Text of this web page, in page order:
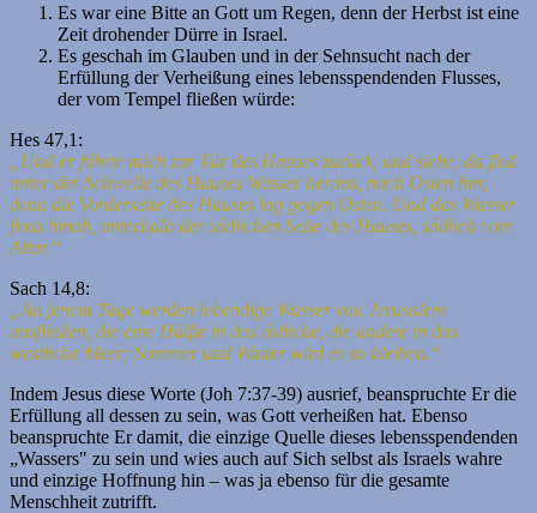
Es war eine Bitte an Gott um Regen, denn der Herbst ist eine
Zeit drohender Dürre in Israel.
Es geschah im Glauben und in der Sehnsucht nach der
Erfüllung der Verheißung eines lebensspendenden Flusses,
der vom Tempel fließen würde:
Hes 47,1:
„Und er führte mich zur Tür des Hauses zurück, und siehe, da floß
unter der Schwelle des Hauses Wasser heraus, nach Osten hin;
denn die Vorderseite des Hauses lag gegen Osten. Und das Wasser
floss hinab, unterhalb der südlichen Seite des Hauses, südlich vom
Altar.“
Sach 14,8:
„An jenem Tage werden lebendige Wasser von Jerusalem
ausfließen, die eine Hälfte in das östliche, die andere in das
westliche Meer; Sommer und Winter wird es so bleiben.“
Indem Jesus diese Worte (Joh 7:37-39) ausrief, beanspruchte Er die
Erfüllung all dessen zu sein, was Gott verheißen hat. Ebenso
beanspruchte Er damit, die einzige Quelle dieses lebensspendenden
„Wassers" zu sein und wies auch auf Sich selbst als Israels wahre
und einzige Hoffnung hin – was ja ebenso für die gesamte
Menschheit zutrifft.